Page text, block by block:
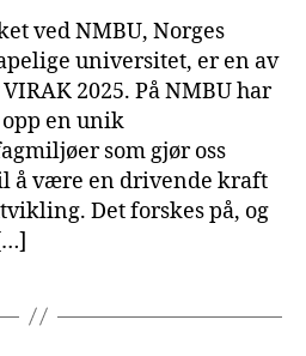
ved NMBU, Norges
universitet, er en av
2025. På NMBU har
en unik
som gjør oss
å være en drivende kraft
Det forskes på, og